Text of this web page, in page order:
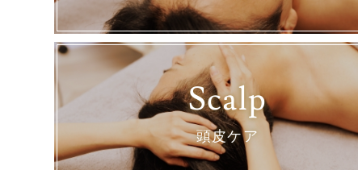
Scalp
頭皮ケア